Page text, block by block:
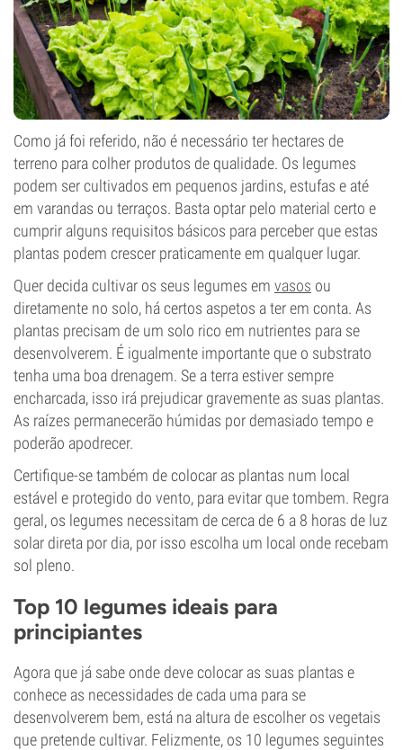
Como já foi referido, não é necessário ter hectares de
terreno para colher produtos de qualidade. Os legumes
podem ser cultivados em pequenos jardins, estufas e até
em varandas ou terraços. Basta optar pelo material certo e
cumprir alguns requisitos básicos para perceber que estas
plantas podem crescer praticamente em qualquer lugar.
Quer decida cultivar os seus legumes em vasos ou
diretamente no solo, há certos aspetos a ter em conta. As
plantas precisam de um solo rico em nutrientes para se
desenvolverem. É igualmente importante que o substrato
tenha uma boa drenagem. Se a terra estiver sempre
encharcada, isso irá prejudicar gravemente as suas plantas.
As raízes permanecerão húmidas por demasiado tempo e
poderão apodrecer.
Certifique-se também de colocar as plantas num local
estável e protegido do vento, para evitar que tombem. Regra
geral, os legumes necessitam de cerca de 6 a 8 horas de luz
solar direta por dia, por isso escolha um local onde recebam
sol pleno.
Top 10 legumes ideais para
principiantes
Agora que já sabe onde deve colocar as suas plantas e
conhece as necessidades de cada uma para se
desenvolverem bem, está na altura de escolher os vegetais
que pretende cultivar. Felizmente, os 10 legumes seguintes